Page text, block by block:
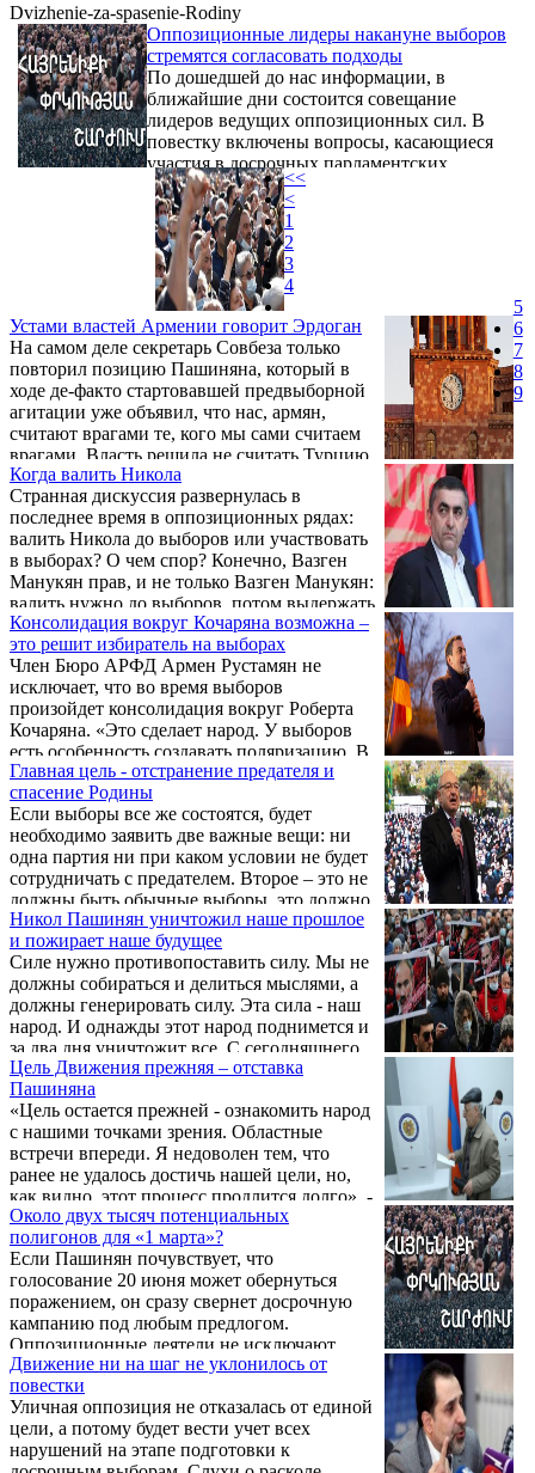
Dvizhenie-za-spasenie-Rodiny
Оппозиционные лидеры накануне выборов
стремятся согласовать подходы
По дошедшей до нас информации, в
ближайшие дни состоится совещание
лидеров ведущих оппозиционных сил. В
повестку включены вопросы, касающиеся
участия в досрочных парламентских
выборах.
Устами властей Армении говорит Эрдоган
На самом деле секретарь Совбеза только
повторил позицию Пашиняна, который в
ходе де-факто стартовавшей предвыборной
агитации уже объявил, что нас, армян,
считают врагами те, кого мы сами считаем
врагами. Власть решила не считать Турцию
врагом, ради этого, по прогнозам
политолога Гранта Мелик-Шахназаряна,
правящий режим может снять с повестки
вопрос признания Геноцида 1915 г.
Когда валить Никола
Странная дискуссия развернулась в
последнее время в оппозиционных рядах:
валить Никола до выборов или участвовать
в выборах? О чем спор? Конечно, Вазген
Манукян прав, и не только Вазген Манукян:
валить нужно до выборов, потом выдержать
паузу, через год провести выборы. Кто
спорит?
Консолидация вокруг Кочаряна возможна –
это решит избиратель на выборах
Член Бюро АРФД Армен Рустамян не
исключает, что во время выборов
произойдет консолидация вокруг Роберта
Кочаряна. «Это сделает народ. У выборов
есть особенность создавать поляризацию. В
этом случае появится полюс Никол и полюс
антиникол, и избиратель решит, кто
наиболее действенный борец на
антиниколовском полюсе», - заявил
Рустамян.
Главная цель - отстранение предателя и
спасение Родины
Если выборы все же состоятся, будет
необходимо заявить две важные вещи: ни
одна партия ни при каком условии не будет
сотрудничать с предателем. Второе – это не
должны быть обычные выборы, это должно
быть отстранением предателя, спасением
Родины.
Никол Пашинян уничтожил наше прошлое
и пожирает наше будущее
Силе нужно противопоставить силу. Мы не
должны собираться и делиться мыслями, а
должны генерировать силу. Эта сила - наш
народ. И однажды этот народ поднимется и
за два дня уничтожит все. С сегодняшнего
дня мы будем готовиться к этому дню.
Цель Движения прежняя – отставка
Пашиняна
«Цель остается прежней - ознакомить народ
с нашими точками зрения. Областные
встречи впереди. Я недоволен тем, что
ранее не удалось достичь нашей цели, но,
как видно, этот процесс продлится долго», -
заявил на брифинге 28 марта кандидат в
премьер-министры от «Движения по
спасению Родины Вазген Манукян.
Около двух тысяч потенциальных
полигонов для «1 марта»?
Если Пашинян почувствует, что
голосование 20 июня может обернуться
поражением, он сразу свернет досрочную
кампанию под любым предлогом.
Оппозиционные деятели не исключают
подобного исхода, а команда Никола
активно работает в марзах. Из
информированных источников стало
известно, что Пашиняну постоянно
докладывают о том, что его опасения
Движение ни на шаг не уклонилось от
повестки
Уличная оппозиция не отказалась от единой
цели, а потому будет вести учет всех
нарушений на этапе подготовки к
<<
<
1
2
3
4
5
6
7
8
9